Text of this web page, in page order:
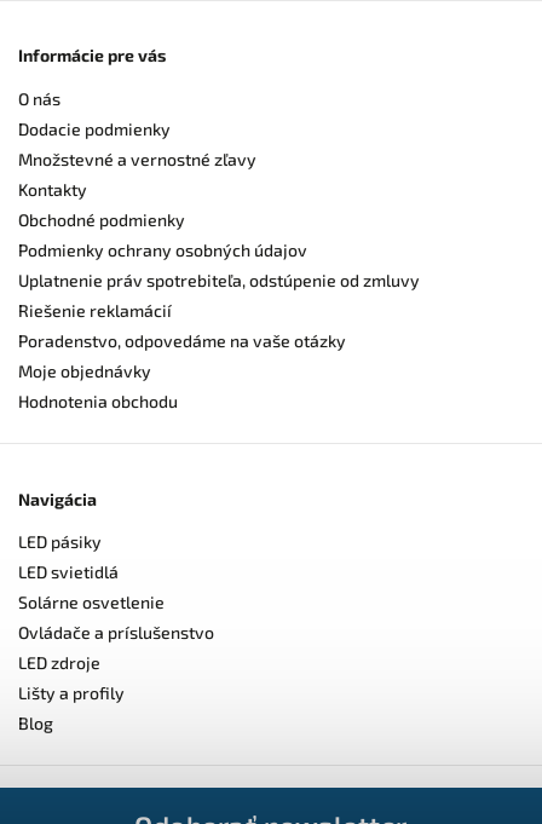
Informácie pre vás
O nás
Dodacie podmienky
Množstevné a vernostné zľavy
Kontakty
Obchodné podmienky
Podmienky ochrany osobných údajov
Uplatnenie práv spotrebiteľa, odstúpenie od zmluvy
Riešenie reklamácií
Poradenstvo, odpovedáme na vaše otázky
Moje objednávky
Hodnotenia obchodu
Navigácia
LED pásiky
LED svietidlá
Solárne osvetlenie
Ovládače a príslušenstvo
LED zdroje
Lišty a profily
Blog